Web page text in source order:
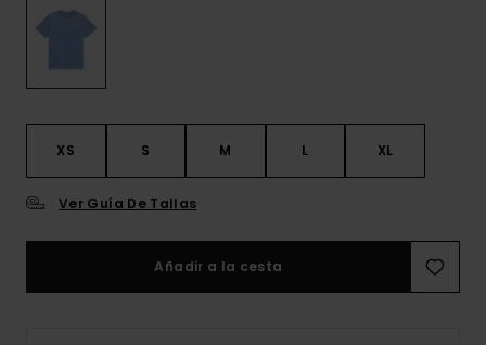
XS S M L XL
Ver Guía De Tallas
Añadir a la cesta